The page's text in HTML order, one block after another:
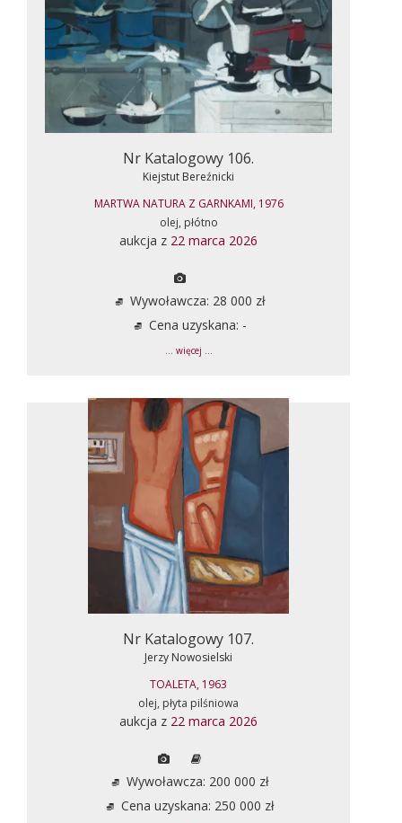
Nr Katalogowy 106.
Kiejstut Bereźnicki
MARTWA NATURA Z GARNKAMI, 1976
olej, płótno
aukcja z 22 marca 2026
Wywoławcza: 28 000 zł
Cena uzyskana: -
... więcej ...
Nr Katalogowy 107.
Jerzy Nowosielski
TOALETA, 1963
olej, płyta pilśniowa
aukcja z 22 marca 2026
Wywoławcza: 200 000 zł
Cena uzyskana: 250 000 zł